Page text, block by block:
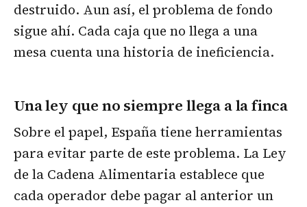
destruido. Aun así, el problema de fondo
sigue ahí. Cada caja que no llega a una
mesa cuenta una historia de ineficiencia.
Una ley que no siempre llega a la finca
Sobre el papel, España tiene herramientas
para evitar parte de este problema. La Ley
de la Cadena Alimentaria establece que
cada operador debe pagar al anterior un